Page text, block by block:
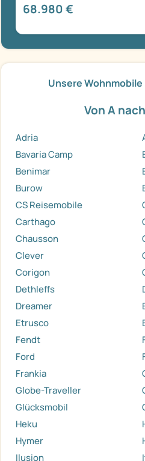
68.980 €
Unsere
Von A
Adria
Bavaria Camp
Benimar
Burow
CS Reisemobile
Carthago
Chausson
Clever
Corigon
Dethleffs
Dreamer
Etrusco
Fendt
Ford
Frankia
Globe-Traveller
Glücksmobil
Heku
Hymer
Ilusion